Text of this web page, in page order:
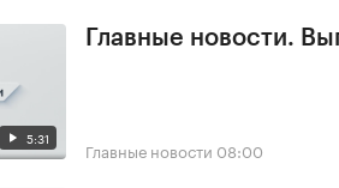
5:31
Главные новости.
Главные новости 08:00